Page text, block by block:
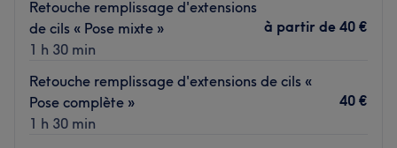
Au plaisir de vous accueillir et de vous offrir un moment
de détente et de beauté 🤎
Voir le salon
Retouche remplissage d'extensions
de cils « Pose mixte »
1 h 30 min
à partir de 40 €
Retouche remplissage d'extensions de cils «
Pose complète »
1 h 30 min
40 €